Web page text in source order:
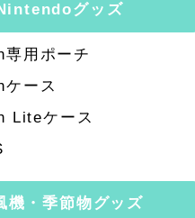
グッズ
用ポーチ
ース
Liteケース
機・季節物グッズ